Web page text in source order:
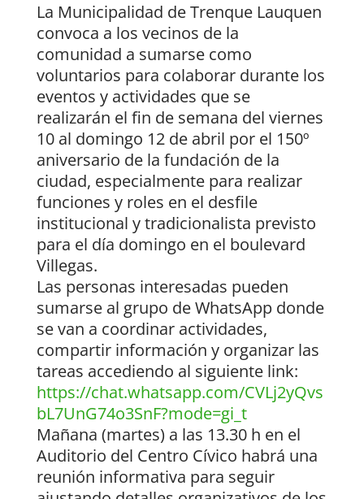
La Municipalidad de Trenque Lauquen
convoca a los vecinos de la
comunidad a sumarse como
voluntarios para colaborar durante los
eventos y actividades que se
realizarán el fin de semana del viernes
10 al domingo 12 de abril por el 150º
aniversario de la fundación de la
ciudad, especialmente para realizar
funciones y roles en el desfile
institucional y tradicionalista previsto
para el día domingo en el boulevard
Villegas.
Las personas interesadas pueden
sumarse al grupo de WhatsApp donde
se van a coordinar actividades,
compartir información y organizar las
tareas accediendo al siguiente link:
https://chat.whatsapp.com/CVLj2yQvs
bL7UnG74o3SnF?mode=gi_t
Mañana (martes) a las 13.30 h en el
Auditorio del Centro Cívico habrá una
reunión informativa para seguir